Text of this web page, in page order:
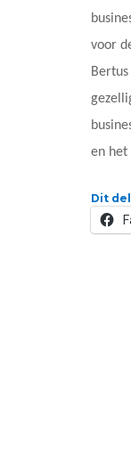
voor
en het
Dit